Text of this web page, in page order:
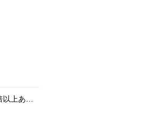
【京都パン】パンの倍以上ある分厚さ！20年以上愛される「京風厚焼き玉子サンド」の極上テイクアウト